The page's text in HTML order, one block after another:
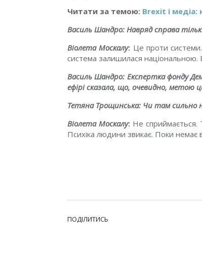
Читати за темою: Brexit і
Василь Шандро: Навряд справа
Віолета Москалу: Це проти
система залишилася національною.
Василь Шандро: Експертка фонду
ефірі сказала, що, очевидно, метою
Тетяна Трощинська: Чи там сильно
Віолета Москалу: Не сприймається.
Психіка людини звикає. Поки немає
ПОДІЛИТИСЬ